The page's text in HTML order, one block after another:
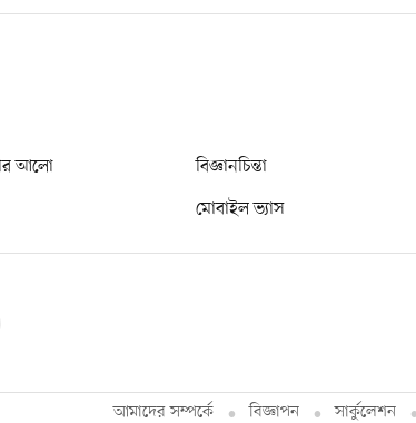
আলো বিজ্ঞানচিন্তা
মোবাইল ভ্যাস
আমাদের সম্পর্কে বিজ্ঞাপন সার্কুলেশন